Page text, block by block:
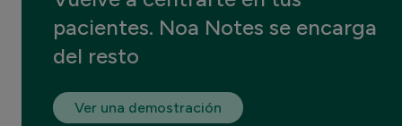
pacientes. Noa Notes se encarga
del resto
Ver una demostración